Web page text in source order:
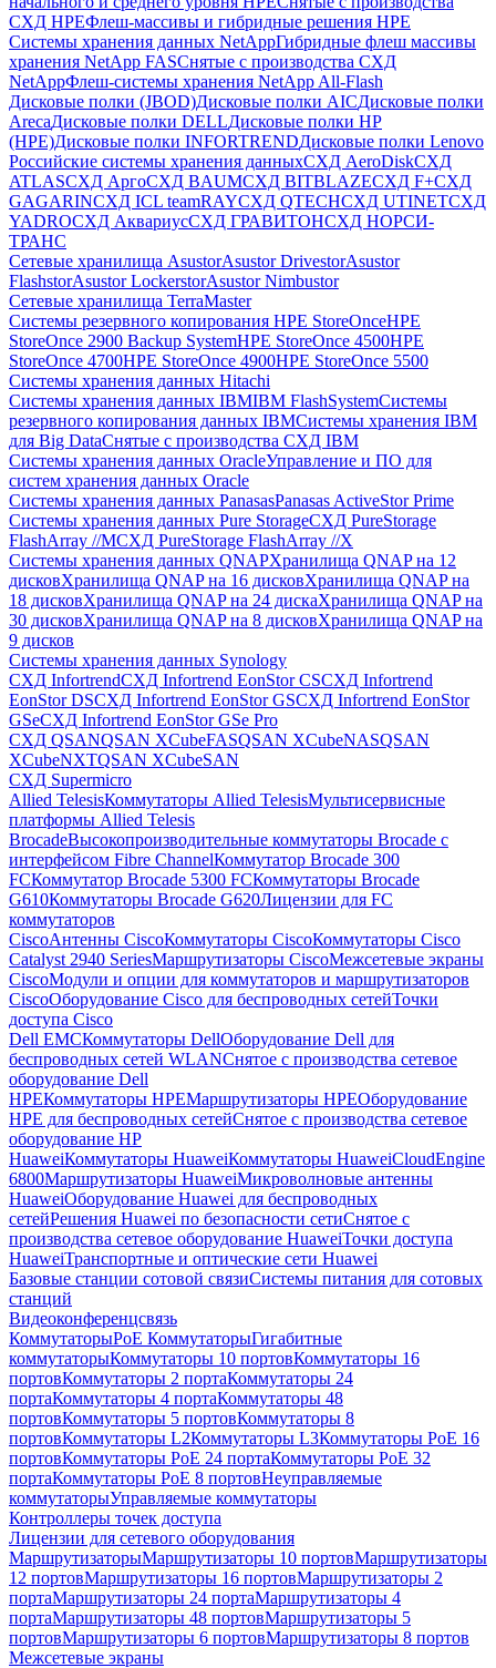
СХД HPEФлеш-массивы и гибридные решения HPE
Cистемы хранения данных NetAppГибридные флеш массивы
хранения NetApp FASСнятые с производства СХД
NetAppФлеш-системы хранения NetApp All-Flash
Дисковые полки (JBOD)Дисковые полки AICДисковые полки
ArecaДисковые полки DELLДисковые полки HP
(HPE)Дисковые полки INFORTRENDДисковые полки Lenovo
Российские системы хранения данныхСХД AeroDiskСХД
ATLASСХД AргоСХД BAUMСХД BITBLAZEСХД F+СХД
GAGARINСХД ICL teamRAYСХД QTECHСХД UTINETСХД
YADROСХД АквариусСХД ГРАВИТОНСХД НОРСИ-
ТРАНС
Сетевые хранилища AsustorAsustor DrivestorAsustor
FlashstorAsustor LockerstorAsustor Nimbustor
Сетевые хранилища TerraMaster
Системы резервного копирования HPE StoreOnceHPE
StoreOnce 2900 Backup SystemHPE StoreOnce 4500HPE
StoreOnce 4700HPE StoreOnce 4900HPE StoreOnce 5500
Системы хранения данных Hitachi
Системы хранения данных IBMIBM FlashSystemСистемы
резервного копирования данных IBMСистемы хранения IBM
для Big DataСнятые с производства СХД IBM
Системы хранения данных OracleУправление и ПО для
систем хранения данных Oracle
Системы хранения данных PanasasPanasas ActiveStor Prime
Системы хранения данных Pure StorageСХД PureStorage
FlashArray //MСХД PureStorage FlashArray //X
Системы хранения данных QNAPХранилища QNAP на 12
дисковХранилища QNAP на 16 дисковХранилища QNAP на
18 дисковХранилища QNAP на 24 дискаХранилища QNAP на
30 дисковХранилища QNAP на 8 дисковХранилища QNAP на
9 дисков
Системы хранения данных Synology
СХД InfortrendСХД Infortrend EonStor CSСХД Infortrend
EonStor DSСХД Infortrend EonStor GSСХД Infortrend EonStor
GSeСХД Infortrend EonStor GSe Pro
СХД QSANQSAN XCubeFASQSAN XCubeNASQSAN
XCubeNXTQSAN XCubeSAN
СХД Supermicro
Allied TelesisКоммутаторы Allied TelesisМультисервисные
платформы Allied Telesis
BrocadeВысокопроизводительные коммутаторы Brocade с
интерфейсом Fibre ChannelКоммутатор Brocade 300
FCКоммутатор Brocade 5300 FCКоммутаторы Brocade
G610Коммутаторы Brocade G620Лицензии для FC
коммутаторов
CiscoАнтенны CiscoКоммутаторы CiscoКоммутаторы Cisco
Catalyst 2940 SeriesМаршрутизаторы CiscoМежсетевые экраны
CiscoМодули и опции для коммутаторов и маршрутизаторов
CiscoОборудование Cisco для беспроводных сетейТочки
доступа Cisco
Dell EMCКоммутаторы DellОборудование Dell для
беспроводных сетей WLANСнятое с производства сетевое
оборудование Dell
HPEКоммутаторы HPEМаршрутизаторы HPEОборудование
HPE для беспроводных сетейСнятое с производства сетевое
оборудование HP
HuaweiКоммутаторы HuaweiКоммутаторы HuaweiCloudEngine
6800Маршрутизаторы HuaweiМикроволновые антенны
HuaweiОборудование Huawei для беспроводных
сетейРешения Huawei по безопасности сетиСнятое с
производства сетевое оборудование HuaweiТочки доступа
HuaweiТранспортные и оптические сети Huawei
Базовые станции сотовой связиСистемы питания для сотовых
станций
Видеоконференцсвязь
КоммутаторыPoE КоммутаторыГигабитные
коммутаторыКоммутаторы 10 портовКоммутаторы 16
портовКоммутаторы 2 портаКоммутаторы 24
портаКоммутаторы 4 портаКоммутаторы 48
портовКоммутаторы 5 портовКоммутаторы 8
портовКоммутаторы L2Коммутаторы L3Коммутаторы PoE 16
портовКоммутаторы PoE 24 портаКоммутаторы PoE 32
портаКоммутаторы PoE 8 портовНеуправляемые
коммутаторыУправляемые коммутаторы
Контроллеры точек доступа
Лицензии для сетевого оборудования
МаршрутизаторыМаршрутизаторы 10 портовМаршрутизаторы
12 портовМаршрутизаторы 16 портовМаршрутизаторы 2
портаМаршрутизаторы 24 портаМаршрутизаторы 4
портаМаршрутизаторы 48 портовМаршрутизаторы 5
портовМаршрутизаторы 6 портовМаршрутизаторы 8 портов
Межсетевые экраны